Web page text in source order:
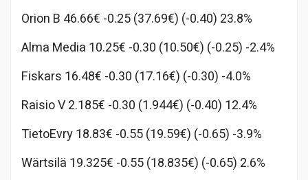
Orion B 46.66€ -0.25 (37.69€) (-0.40) 23.8%
Alma Media 10.25€ -0.30 (10.50€) (-0.25) -2.4%
Fiskars 16.48€ -0.30 (17.16€) (-0.30) -4.0%
Raisio V 2.185€ -0.30 (1.944€) (-0.40) 12.4%
TietoEvry 18.83€ -0.55 (19.59€) (-0.65) -3.9%
Wärtsilä 19.325€ -0.55 (18.835€) (-0.65) 2.6%